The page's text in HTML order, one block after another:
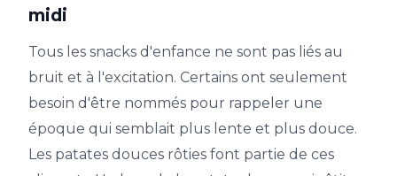
midi
Tous les snacks d'enfance ne sont pas liés au
bruit et à l'excitation. Certains ont seulement
besoin d'être nommés pour rappeler une
époque qui semblait plus lente et plus douce.
Les patates douces rôties font partie de ces